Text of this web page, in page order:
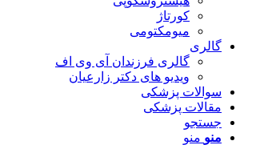
کورتاژ
میومکتومی
گالری
گالری فرزندان آی وی اف
ویدیو های دکتر زارعیان
سوالات پزشکی
مقالات پزشکی
جستجو
منو منو